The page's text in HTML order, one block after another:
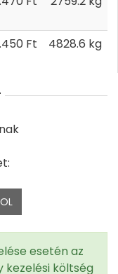
Ft 4828.6 kg
esetén az
kezelési költség